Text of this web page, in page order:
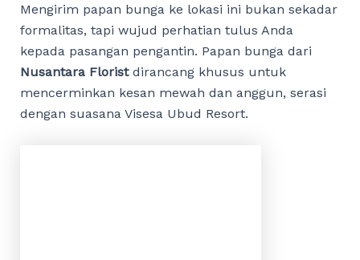
Mengirim papan bunga ke lokasi ini bukan sekadar
formalitas, tapi wujud perhatian tulus Anda
kepada pasangan pengantin. Papan bunga dari
Nusantara Floristdirancang khusus untuk
mencerminkan kesan mewah dan anggun, serasi
dengan suasana Visesa Ubud Resort.